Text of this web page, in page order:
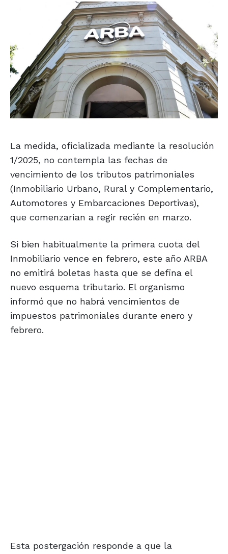
La medida, oficializada mediante la resolución
1/2025, no contempla las fechas de
vencimiento de los tributos patrimoniales
(Inmobiliario Urbano, Rural y Complementario,
Automotores y Embarcaciones Deportivas),
que comenzarían a regir recién en marzo.
Si bien habitualmente la primera cuota del
Inmobiliario vence en febrero, este año ARBA
no emitirá boletas hasta que se defina el
nuevo esquema tributario. El organismo
informó que no habrá vencimientos de
impuestos patrimoniales durante enero y
febrero.
Esta postergación responde a que la